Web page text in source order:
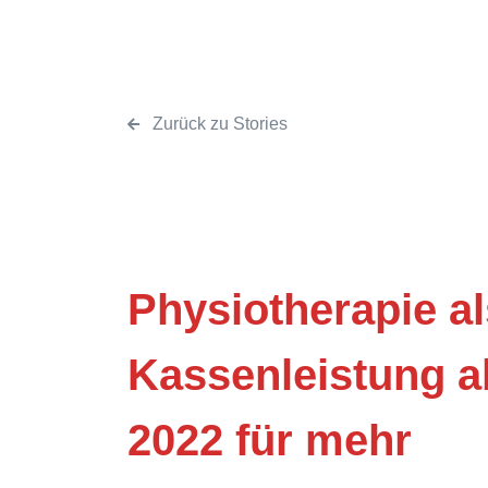
Zurück zu Stories
Physiotherapie
Kassenleistung
2022 für mehr